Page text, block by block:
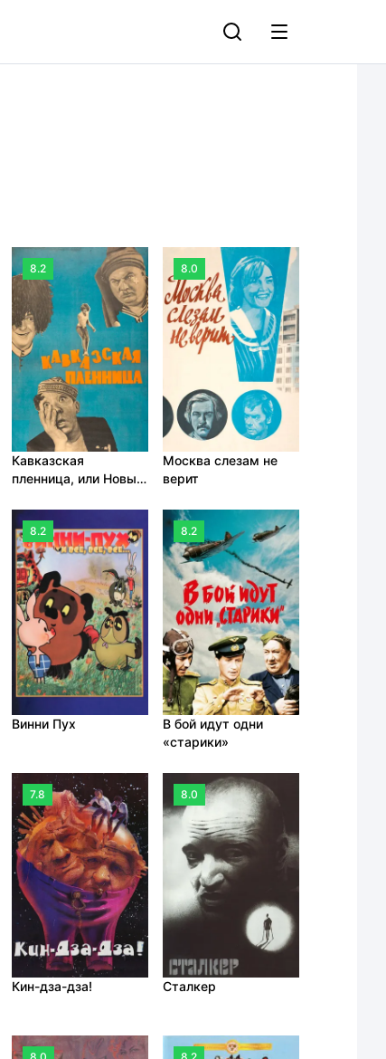
8.2
Кавказская
пленница, или Новые
Шурика
8.0
Москва слезам не
верит
8.2
Винни Пух
8.2
В бой идут одни
«старики»
7.8
Кин-дза-дза!
8.0
Сталкер